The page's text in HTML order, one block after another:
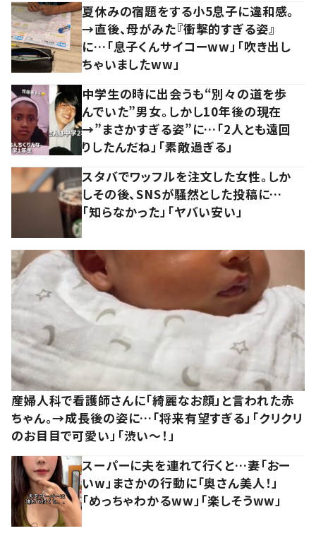
夏休みの宿題をする小5息子に違和感。
→直後、母がみた『衝撃的すぎる姿』
に…「息子くんサイコーww」「吹き出し
ちゃいましたww」
中学生の時に出会うも“別々の道を歩
んでいた”男女。しかし10年後の現在
→”まさかすぎる姿”に…「2人とも遠回
りしたんだね」「素敵過ぎる」
スタバでワッフルを注文した女性。しか
しその後、SNSが騒然とした投稿に…
「知らなかった」「ヤバい安い」
産婦人科で看護師さんに「綺麗なお顔」と言われた赤
ちゃん。→成長後の姿に…「将来有望すぎる」「クリクリ
のお目目で可愛い」「渋い～！」
スーパーに夫を連れて行くと…妻「おー
いw」まさかの行動に「奥さん美人！」
「めっちゃわかるww」「楽しそうww」